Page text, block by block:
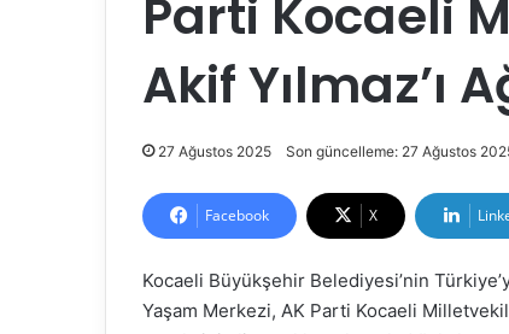
Parti Kocaeli
Akif Yılmaz’ı
27 Ağustos 2025 Son güncelleme: 27 Ağustos
Facebook X
Kocaeli Büyükşehir Belediyesi’nin
Yaşam Merkezi, AK Parti Kocaeli